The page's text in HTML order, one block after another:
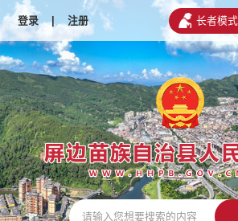
登录 | 注册 长者模式